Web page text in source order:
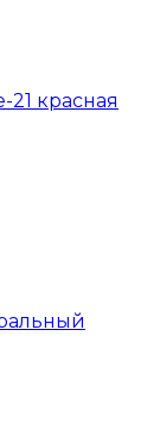
21 красная